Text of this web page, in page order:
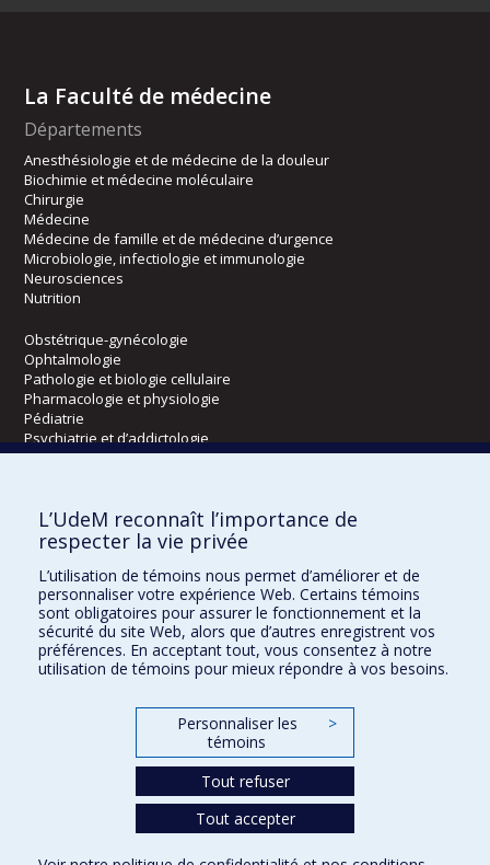
La Faculté de médecine
Départements
Anesthésiologie et de médecine de la douleur
Biochimie et médecine moléculaire
Chirurgie
Médecine
Médecine de famille et de médecine d’urgence
Microbiologie, infectiologie et immunologie
Neurosciences
Nutrition
Obstétrique-gynécologie
Ophtalmologie
Pathologie et biologie cellulaire
Pharmacologie et physiologie
Pédiatrie
Psychiatrie et d’addictologie
Radiologie, radio-oncologie et médecine nucléaire
Écoles
Orthophonie et audiologie
Réadaptation
Directions
L’UdeM reconnaît l’importance de
respecter la vie privée
L’utilisation de témoins nous permet d’améliorer et de
personnaliser votre expérience Web. Certains témoins
sont obligatoires pour assurer le fonctionnement et la
sécurité du site Web, alors que d’autres enregistrent vos
préférences. En acceptant tout, vous consentez à notre
utilisation de témoins pour mieux répondre à vos besoins.
Personnaliser les
témoins
>
Tout refuser
Tout accepter